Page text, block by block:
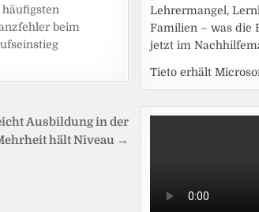
häufigsten
beim
Ausbildung in der
hält Niveau →
Lehrermangel,
Familien – was die
jetzt im
Tieto erhält